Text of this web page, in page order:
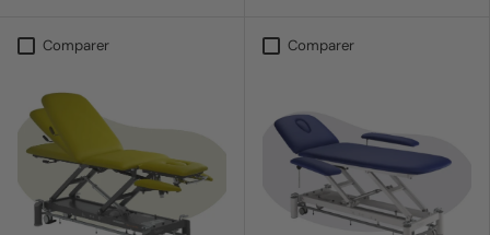
Comparer Comparer